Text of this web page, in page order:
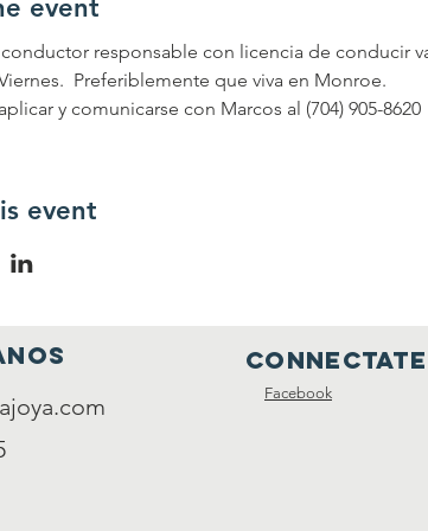
event
responsable con licencia de conducir
Preferiblemente que viva en Monroe.
y comunicarse con Marcos al (704) 905-8620
event
Facebook